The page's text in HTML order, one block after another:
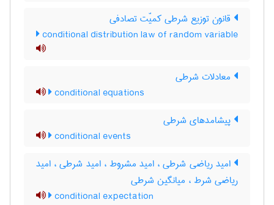
قانون توزیع شرطی کمیّت تصادفی
conditional distribution law of random variable
معادلات شرطی
conditional equations
پیشامدهای شرطی
conditional events
امید ریاضی شرطی ، امید مشروط ، امید شرطی ، امید
ریاضی شرط ، میانگین شرطی
conditional expectation